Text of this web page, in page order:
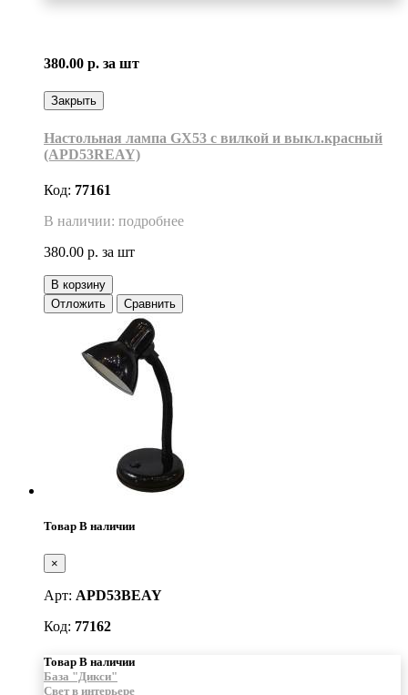
380.00 р. за шт
Закрыть
Настольная лампа GX53 с вилкой и выкл.красный
(APD53REAY)
Код: 77161
В наличии: подробнее
380.00 р. за шт
В корзину
Отложить
Сравнить
Товар В наличии
×
Арт: APD53BEAY
Код: 77162
Товар В наличии
База "Дикси"
Свет в интерьере